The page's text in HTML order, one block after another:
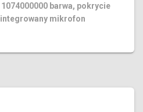
barwa, pokrycie
mikrofon